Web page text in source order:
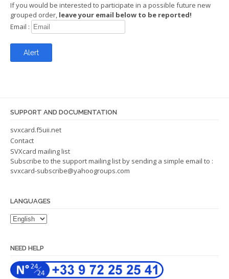
v
i
g
a
o
n
If you would be interested to participate in a possible future new
grouped order, leave your email below to be reported!
Email :
SUPPORT AND DOCUMENTATION
svxcard.f5uii.net
Contact
SVXcard mailing list
Subscribe to the support mailing list by sending a simple email to :
svxcard-subscribe@yahoogroups.com
LANGUAGES
NEED HELP